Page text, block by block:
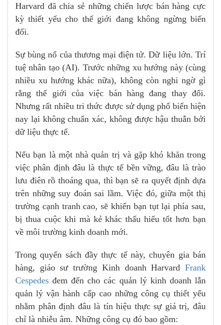
Harvard đã chia sẻ những chiến lược bán hàng cực
kỳ thiết yếu cho thế giới đang không ngừng biến
đổi.
Sự bùng nổ của thương mại điện tử. Dữ liệu lớn. Trí
tuệ nhân tạo (AI). Trước những xu hướng này (cùng
nhiều xu hướng khác nữa), không còn nghi ngờ gì
rằng thế giới của việc bán hàng đang thay đổi.
Nhưng rất nhiều tri thức được sử dụng phổ biến hiện
nay lại không chuẩn xác, không được hậu thuẫn bởi
dữ liệu thực tế.
Nếu bạn là một nhà quản trị và gặp khó khăn trong
việc phân định đâu là thực tế bền vững, đâu là trào
lưu điên rồ thoáng qua, thì bạn sẽ ra quyết định dựa
trên những suy đoán sai lầm. Việc đó, giữa một thị
trường cạnh tranh cao, sẽ khiến bạn tụt lại phía sau,
bị thua cuộc khi mà kẻ khác thấu hiểu tốt hơn bạn
về môi trường kinh doanh mới.
Trong quyển sách đầy thực tế này, chuyên gia bán
hàng, giáo sư trường Kinh doanh Harvard Frank
Cespedes đem đến cho các quản lý kinh doanh lẫn
quản lý vận hành cấp cao những công cụ thiết yếu
nhằm phân định đâu là tín hiệu thực sự giá trị, đâu
chỉ là nhiễu âm. Những công cụ đó bao gồm: